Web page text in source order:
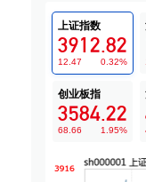
上证指数
3912.82
12.47 0.32%
创业板指
3584.22
68.66 1.95%